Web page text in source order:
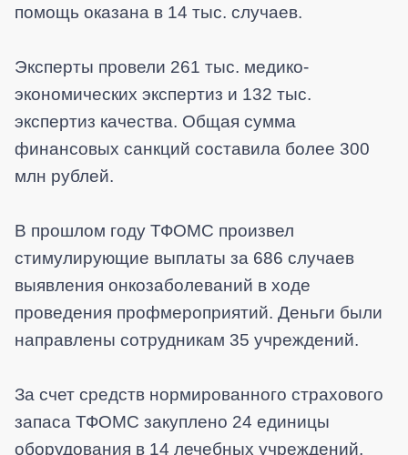
помощь оказана в 14 тыс. случаев.
Эксперты провели 261 тыс. медико-
экономических экспертиз и 132 тыс.
экспертиз качества. Общая сумма
финансовых санкций составила более 300
млн рублей.
В прошлом году ТФОМС произвел
стимулирующие выплаты за 686 случаев
выявления онкозаболеваний в ходе
проведения профмероприятий. Деньги были
направлены сотрудникам 35 учреждений.
За счет средств нормированного страхового
запаса ТФОМС закуплено 24 единицы
оборудования в 14 лечебных учреждений,